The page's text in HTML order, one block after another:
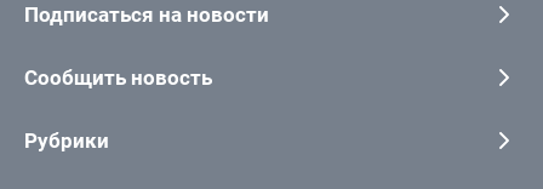
Подписаться на новости
Сообщить новость
Рубрики